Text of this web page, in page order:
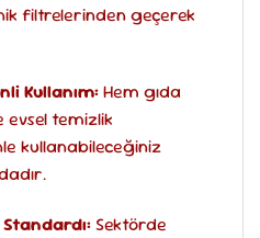
filtrelerinden geçerek
Kullanım:Hem gıda
temizlik
kullanabileceğiniz
Sektörde